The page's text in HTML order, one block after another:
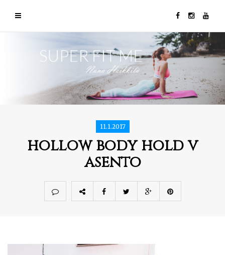
11.1.2017
hollow body hold v
asento